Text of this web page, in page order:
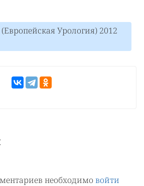
Урология) 2012
необходимо войти